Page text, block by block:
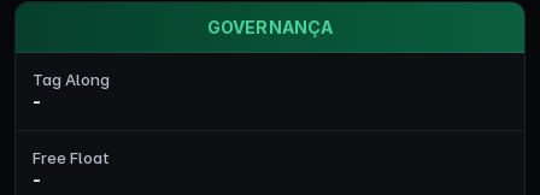
GOVERNANÇA
Tag Along
-
Free Float
-